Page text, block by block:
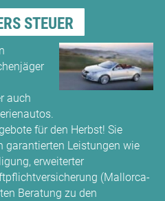
STEUER
auch
für den Herbst! Sie
garantierten Leistungen wie
erweiterter
(Mallorca-
Beratung zu den